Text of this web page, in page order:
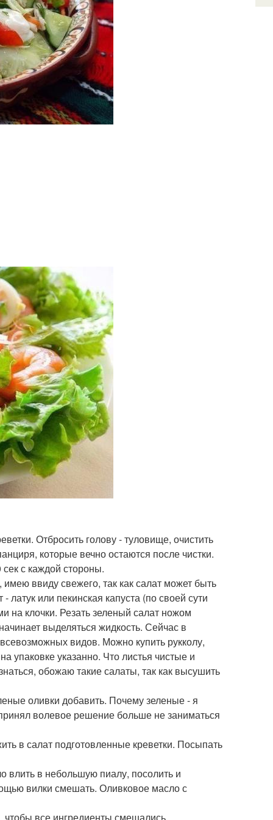
Отбросить голову - туловище, очистить
которые вечно остаются после чистки.
сек с каждой стороны.
имею ввиду свежего, так как салат может быть
или пекинская капуста (по своей сути
на клочки. Резать зеленый салат ножом
выделяться жидкость. Сейчас в
видов. Можно купить рукколу,
упаковке указанно. Что листья чистые и
обожаю такие салаты, так как высушить
оливки добавить. Почему зеленые - я
волевое решение больше не заниматься
в салат подготовленные креветки. Посыпать
влить в небольшую пиалу, посолить и
вилки смешать. Оливковое масло с